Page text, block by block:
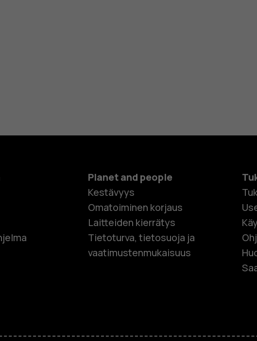
Älypuhelimet
Perinteiset
Planet and people
Kestävyys
Omatoiminen korjaus
Laitteiden kierrätys
Tietoturva, tietosuoja ja
vaatimustenmukaisuus